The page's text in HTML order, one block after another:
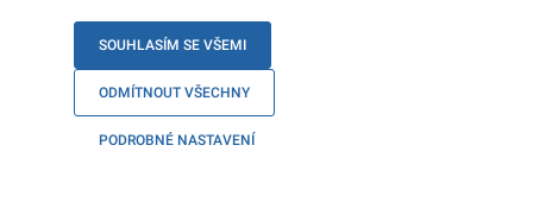
SOUHLASÍM SE VŠEMI
ODMÍTNOUT VŠECHNY
PODROBNÉ NASTAVENÍ
Ministerstva zahraničních věcí
(informace v češtině
ukrajinštině
).